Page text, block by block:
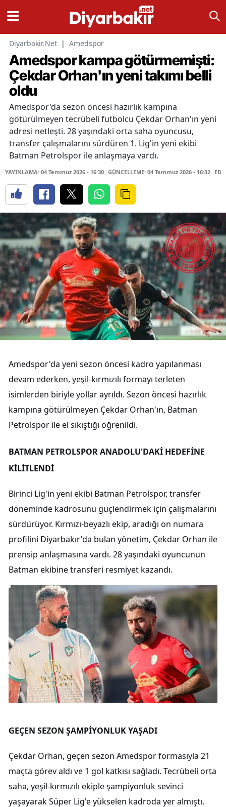
Diyarbakir.Net | Amedspor
Amedspor kampa götürmemişti:
Çekdar Orhan'ın yeni takımı belli
oldu
Amedspor'da sezon öncesi hazırlık kampına
götürülmeyen tecrübeli futbolcu Çekdar Orhan'ın yeni
adresi netleşti. 28 yaşındaki orta saha oyuncusu,
transfer çalışmalarını sürdüren 1. Lig'in yeni ekibi
Batman Petrolspor ile anlaşmaya vardı.
YAYINLAMA: 04 Temmuz 2026 - 16:30 GÜNCELLEME: 04 Temmuz 2026 - 16:32
Amedspor'da yeni sezon öncesi kadro yapılanması
devam ederken, yeşil-kırmızılı formayı terleten
isimlerden biriyle yollar ayrıldı. Sezon öncesi hazırlık
kampına götürülmeyen Çekdar Orhan'ın, Batman
Petrolspor ile el sıkıştığı öğrenildi.
BATMAN PETROLSPOR ANADOLU'DAKİ HEDEFİNE
KİLİTLENDİ
Birinci Lig'in yeni ekibi Batman Petrolspor, transfer
döneminde kadrosunu güçlendirmek için çalışmalarını
sürdürüyor. Kırmızı-beyazlı ekip, aradığı on numara
profilini Diyarbakır'da bulan yönetim, Çekdar Orhan ile
prensip anlaşmasına vardı. 28 yaşındaki oyuncunun
Batman ekibine transferi resmiyet kazandı.
GEÇEN SEZON ŞAMPİYONLUK YAŞADI
Çekdar Orhan, geçen sezon Amedspor formasıyla 21
maçta görev aldı ve 1 gol katkısı sağladı. Tecrübeli orta
saha, yeşil-kırmızılı ekiple şampiyonluk sevinci
yaşayarak Süper Lig'e yükselen kadroda yer almıştı.